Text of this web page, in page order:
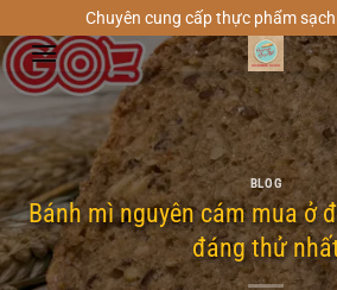
đến
nội
dung
Chuyên cung cấp thực phẩm
BLOG
Bánh mì nguyên cám mua ở
đáng thử